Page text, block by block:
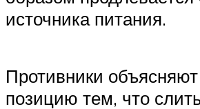
источника питания.
Противники
позицию тем, что